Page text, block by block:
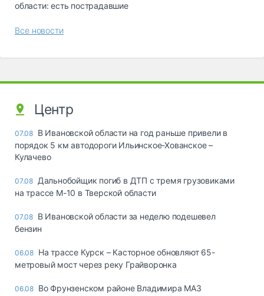
области: есть пострадавшие
Все новости
Центр
07.08 В Ивановской области на год раньше привели в
порядок 5 км автодороги Ильинское-Хованское –
Кулачево
07.08 Дальнобойщик погиб в ДТП с тремя грузовиками
на трассе М-10 в Тверской области
07.08 В Ивановской области за неделю подешевел
бензин
06.08 На трассе Курск – Касторное обновляют 65-
метровый мост через реку Грайворонка
06.08 Во Фрунзенском районе Владимира МАЗ